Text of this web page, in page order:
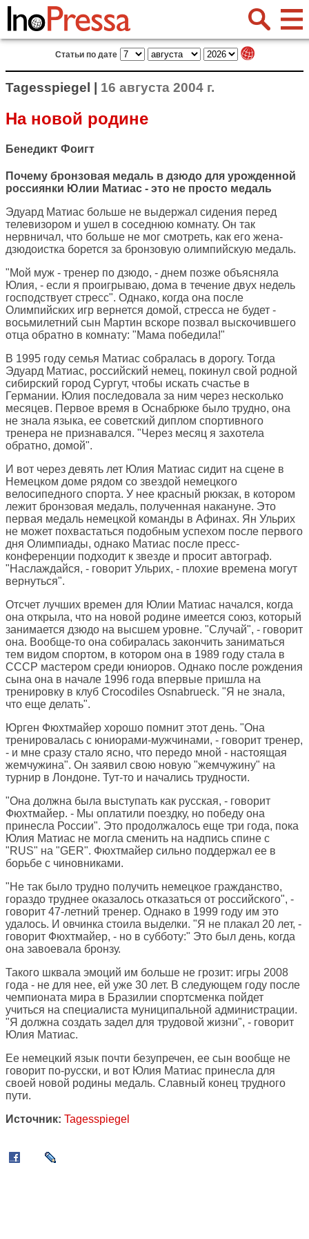
Статьи по дате
Tagesspiegel | 16 августа 2004 г.
На новой родине
Бенедикт Фоигт
Почему бронзовая медаль в дзюдо для урожденной
россиянки Юлии Матиас - это не просто медаль
Эдуард Матиас больше не выдержал сидения перед
телевизором и ушел в соседнюю комнату. Он так
нервничал, что больше не мог смотреть, как его жена-
дзюдоистка борется за бронзовую олимпийскую медаль.
"Мой муж - тренер по дзюдо, - днем позже объясняла
Юлия, - если я проигрываю, дома в течение двух недель
господствует стресс". Однако, когда она после
Олимпийских игр вернется домой, стресса не будет -
восьмилетний сын Мартин вскоре позвал выскочившего
отца обратно в комнату: "Мама победила!"
В 1995 году семья Матиас собралась в дорогу. Тогда
Эдуард Матиас, российский немец, покинул свой родной
сибирский город Сургут, чтобы искать счастье в
Германии. Юлия последовала за ним через несколько
месяцев. Первое время в Оснабрюке было трудно, она
не знала языка, ее советский диплом спортивного
тренера не признавался. "Через месяц я захотела
обратно, домой".
И вот через девять лет Юлия Матиас сидит на сцене в
Немецком доме рядом со звездой немецкого
велосипедного спорта. У нее красный рюкзак, в котором
лежит бронзовая медаль, полученная накануне. Это
первая медаль немецкой команды в Афинах. Ян Ульрих
не может похвастаться подобным успехом после первого
дня Олимпиады, однако Матиас после пресс-
конференции подходит к звезде и просит автограф.
"Наслаждайся, - говорит Ульрих, - плохие времена могут
вернуться".
Отсчет лучших времен для Юлии Матиас начался, когда
она открыла, что на новой родине имеется союз, который
занимается дзюдо на высшем уровне. "Случай", - говорит
она. Вообще-то она собиралась закончить заниматься
тем видом спортом, в котором она в 1989 году стала в
СССР мастером среди юниоров. Однако после рождения
сына она в начале 1996 года впервые пришла на
тренировку в клуб Crocodiles Osnabrueck. "Я не знала,
что еще делать".
Юрген Фюхтмайер хорошо помнит этот день. "Она
тренировалась с юниорами-мужчинами, - говорит тренер,
- и мне сразу стало ясно, что передо мной - настоящая
жемчужина". Он заявил свою новую "жемчужину" на
турнир в Лондоне. Тут-то и начались трудности.
"Она должна была выступать как русская, - говорит
Фюхтмайер. - Мы оплатили поездку, но победу она
принесла России". Это продолжалось еще три года, пока
Юлия Матиас не могла сменить на надпись спине с
"RUS" на "GER". Фюхтмайер сильно поддержал ее в
борьбе с чиновниками.
"Не так было трудно получить немецкое гражданство,
гораздо труднее оказалось отказаться от российского", -
говорит 47-летний тренер. Однако в 1999 году им это
удалось. И овчинка стоила выделки. "Я не плакал 20 лет, -
говорит Фюхтмайер, - но в субботу:" Это был день, когда
она завоевала бронзу.
Такого шквала эмоций им больше не грозит: игры 2008
года - не для нее, ей уже 30 лет. В следующем году после
чемпионата мира в Бразилии спортсменка пойдет
учиться на специалиста муниципальной администрации.
"Я должна создать задел для трудовой жизни", - говорит
Юлия Матиас.
Ее немецкий язык почти безупречен, ее сын вообще не
говорит по-русски, и вот Юлия Матиас принесла для
своей новой родины медаль. Славный конец трудного
пути.
Источник: Tagesspiegel